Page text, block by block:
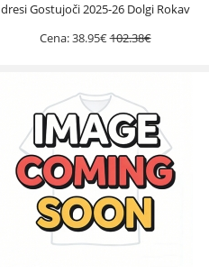
dresi Gostujoči 2025-26 Dolgi Rokav
Cena:38.95€102.38€